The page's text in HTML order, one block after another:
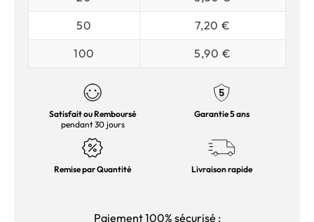
50
7,20 €
100
5,90 €
Satisfait ou Remboursé
pendant 30 jours
Garantie 5 ans
Remise par Quantité Livraison rapide
Paiement 100% sécurisé :